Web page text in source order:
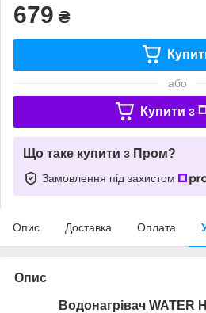
679 ₴
або
Купити з
Що таке купити з Пром?
Замовлення під захистом
Опис Доставка Оплата
Опис
Водонагрівач WATER